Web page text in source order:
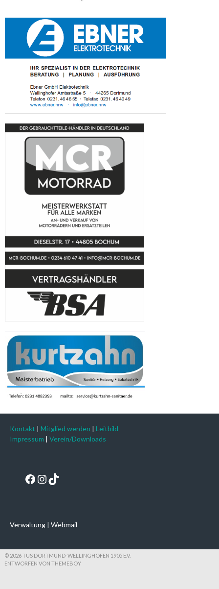
Kontakt | Mitglied werden | Leitbild
Impressum | Verein/Downloads
Facebook
Instagram
TikTok
Verwaltung | Webmail
© 2026 TUS DORTMUND-WELLINGHOFEN 1905 E.V.
ENTWORFEN VON THEMEBOY